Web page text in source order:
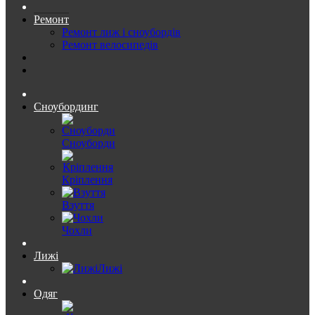
Ремонт
Ремонт лиж і сноубордів
Ремонт велосипедів
Сноубординг
Сноуборди
Кріплення
Взуття
Чохли
Лижі
Лижі
Одяг